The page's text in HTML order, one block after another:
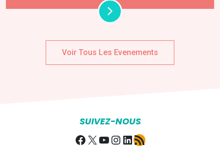
Voir Tous Les Evenements
SUIVEZ-NOUS
Facebook
X YouTube
Instagram
LinkedIn
Flux RSS